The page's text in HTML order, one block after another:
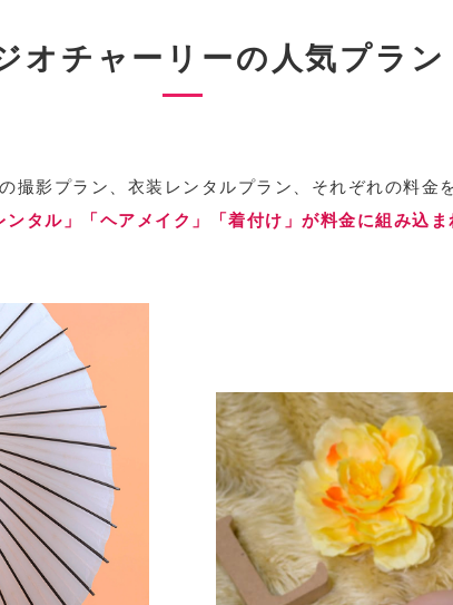
オチャーリーの人気プラン
撮影プラン、衣装レンタルプラン、それぞれの料金
ンタル」「ヘアメイク」「着付け」が料金に組み込